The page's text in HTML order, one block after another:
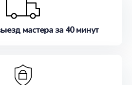
мастера за 40 минут